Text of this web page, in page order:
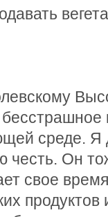
среде. Я
честь. Он
свое
продуктов